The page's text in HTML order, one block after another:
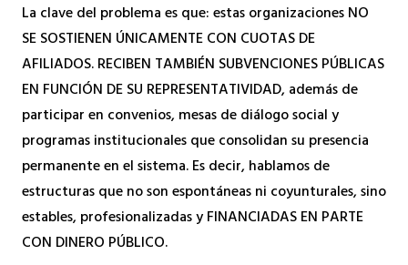
La clave del problema es que: estas organizaciones NO
SE SOSTIENEN ÚNICAMENTE CON CUOTAS DE
AFILIADOS. RECIBEN TAMBIÉN SUBVENCIONES PÚBLICAS
EN FUNCIÓN DE SU REPRESENTATIVIDAD, además de
participar en convenios, mesas de diálogo social y
programas institucionales que consolidan su presencia
permanente en el sistema. Es decir, hablamos de
estructuras que no son espontáneas ni coyunturales, sino
estables, profesionalizadas y FINANCIADAS EN PARTE
CON DINERO PÚBLICO.